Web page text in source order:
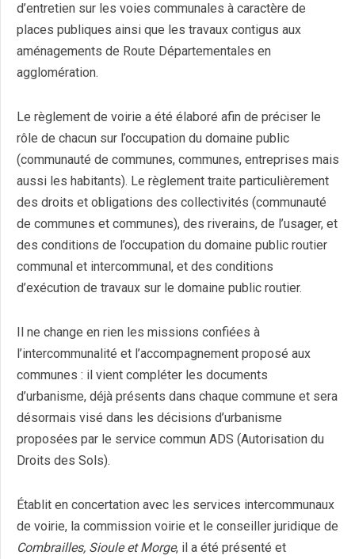
d’entretien sur les voies communales à caractère de
places publiques ainsi que les travaux contigus aux
aménagements de Route Départementales en
agglomération.
Le règlement de voirie a été élaboré afin de préciser le
rôle de chacun sur l’occupation du domaine public
(communauté de communes, communes, entreprises mais
aussi les habitants). Le règlement traite particulièrement
des droits et obligations des collectivités (communauté
de communes et communes), des riverains, de l’usager, et
des conditions de l’occupation du domaine public routier
communal et intercommunal, et des conditions
d’exécution de travaux sur le domaine public routier.
Il ne change en rien les missions confiées à
l’intercommunalité et l’accompagnement proposé aux
communes : il vient compléter les documents
d’urbanisme, déjà présents dans chaque commune et sera
désormais visé dans les décisions d’urbanisme
proposées par le service commun ADS (Autorisation du
Droits des Sols).
Établit en concertation avec les services intercommunaux
de voirie, la commission voirie et le conseiller juridique de
Combrailles, Sioule et Morge, il a été présenté et